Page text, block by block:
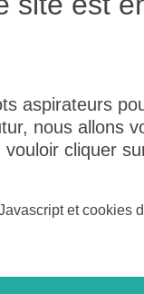
aspirateurs
nous allons
vouloir cliquer
et cookies